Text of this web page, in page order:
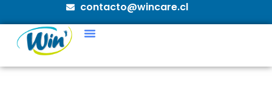
contacto@wincare.cl